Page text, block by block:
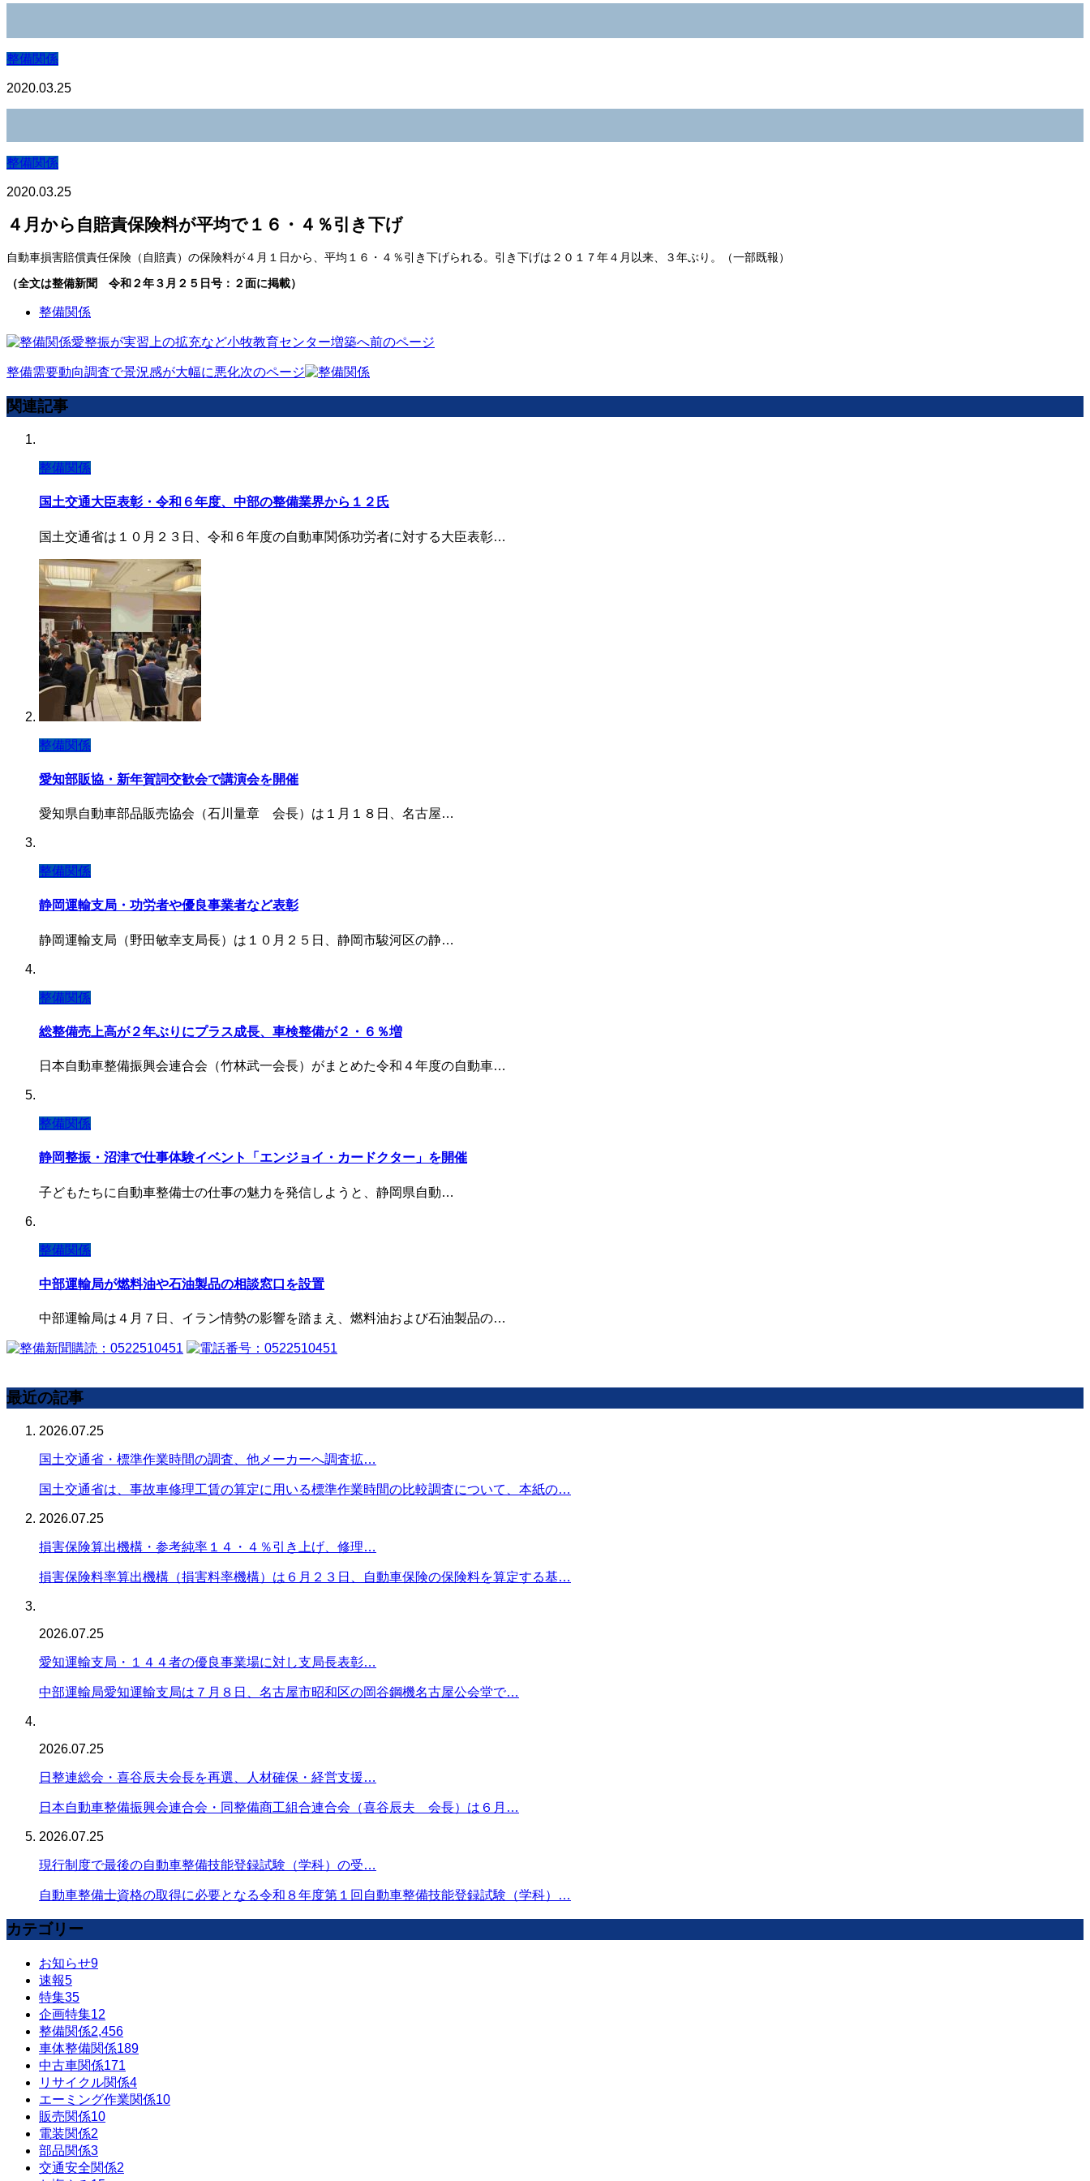
整備関係
2020.03.25
整備関係
2020.03.25
４月から自賠責保険料が平均で１６・４％引き下げ
自動車損害賠償責任保険（自賠責）の保険料が４月１日から、平均１６・４％引き下げられる。引き下げは２０１７年４月以来、３年ぶり。（一部既報）
（全文は整備新聞 令和２年３月２５日号：２面に掲載）
整備関係
愛整振が実習上の拡充など小牧教育センター増築へ前のページ
整備需要動向調査で景況感が大幅に悪化次のページ
関連記事
整備関係
国土交通大臣表彰・令和６年度、中部の整備業界から１２氏
国土交通省は１０月２３日、令和６年度の自動車関係功労者に対する大臣表彰…
整備関係
愛知部販協・新年賀詞交歓会で講演会を開催
愛知県自動車部品販売協会（石川量章 会長）は１月１８日、名古屋…
整備関係
静岡運輸支局・功労者や優良事業者など表彰
静岡運輸支局（野田敏幸支局長）は１０月２５日、静岡市駿河区の静…
整備関係
総整備売上高が２年ぶりにプラス成長、車検整備が２・６％増
日本自動車整備振興会連合会（竹林武一会長）がまとめた令和４年度の自動車…
整備関係
静岡整振・沼津で仕事体験イベント「エンジョイ・カードクター」を開催
子どもたちに自動車整備士の仕事の魅力を発信しようと、静岡県自動…
整備関係
中部運輸局が燃料油や石油製品の相談窓口を設置
中部運輸局は４月７日、イラン情勢の影響を踏まえ、燃料油および石油製品の…
最近の記事
2026.07.25
国土交通省・標準作業時間の調査、他メーカーへ調査拡…
国土交通省は、事故車修理工賃の算定に用いる標準作業時間の比較調査について、本紙の…
2026.07.25
損害保険算出機構・参考純率１４・４％引き上げ、修理…
損害保険料率算出機構（損害料率機構）は６月２３日、自動車保険の保険料を算定する基…
2026.07.25
愛知運輸支局・１４４者の優良事業場に対し支局長表彰…
中部運輸局愛知運輸支局は７月８日、名古屋市昭和区の岡谷鋼機名古屋公会堂で…
2026.07.25
日整連総会・喜谷辰夫会長を再選、人材確保・経営支援…
日本自動車整備振興会連合会・同整備商工組合連合会（喜谷辰夫 会長）は６月…
2026.07.25
現行制度で最後の自動車整備技能登録試験（学科）の受…
自動車整備士資格の取得に必要となる令和８年度第１回自動車整備技能登録試験（学科）…
カテゴリー
お知らせ9
速報5
特集35
企画特集12
整備関係2,456
車体整備関係189
中古車関係171
リサイクル関係4
エーミング作業関係10
販売関係10
電装関係2
部品関係3
交通安全関係2